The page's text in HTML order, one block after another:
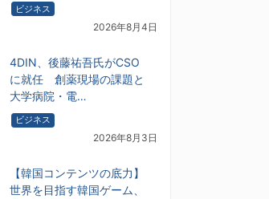
ビジネス
2026年8月4日
4DIN、後藤祐吾氏がCSO
に就任 創薬現場の課題と
大学病院・電…
ビジネス
2026年8月3日
【韓国コンテンツの底力】
世界を目指す韓国ゲーム、